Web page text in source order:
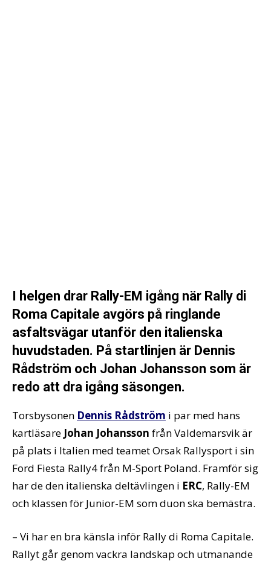
I helgen drar Rally-EM igång när Rally di
Roma Capitale avgörs på ringlande
asfaltsvägar utanför den italienska
huvudstaden. På startlinjen är Dennis
Rådström och Johan Johansson som är
redo att dra igång säsongen.
Torsbysonen Dennis Rådström i par med hans
kartläsare Johan Johansson från Valdemarsvik är
på plats i Italien med teamet Orsak Rallysport i sin
Ford Fiesta Rally4 från M-Sport Poland. Framför sig
har de den italienska deltävlingen i ERC, Rally-EM
och klassen för Junior-EM som duon ska bemästra.
– Vi har en bra känsla inför Rally di Roma Capitale.
Rallyt går genom vackra landskap och utmanande